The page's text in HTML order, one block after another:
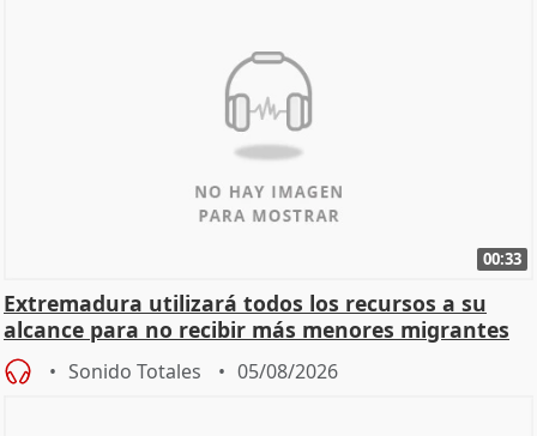
00:33
Extremadura utilizará todos los recursos a su
alcance para no recibir más menores migrantes
Sonido Totales 05/08/2026